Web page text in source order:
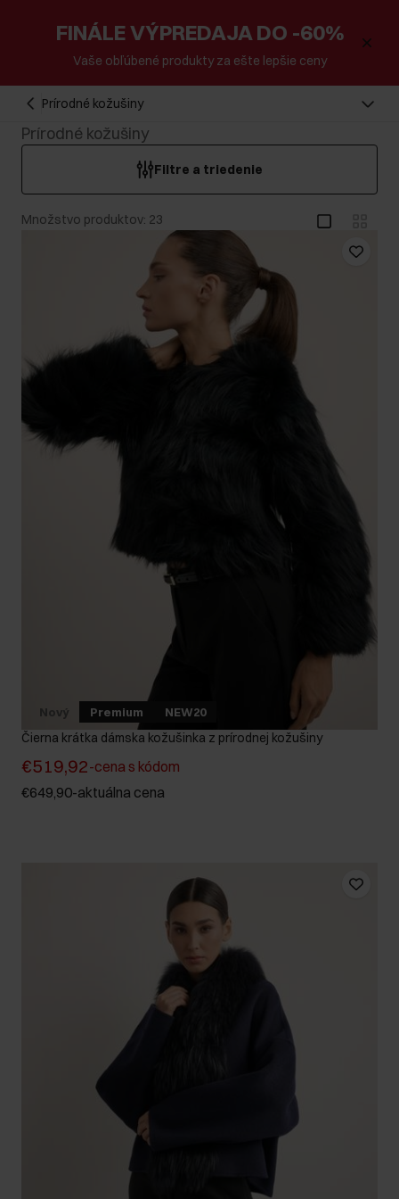
FINÁLE VÝPREDAJA DO -60%
Vaše obľúbené produkty za ešte lepšie ceny
Prírodné kožušiny
Prírodné kožušiny
Filtre a triedenie
Množstvo produktov: 23
Nový Premium NEW20
Čierna krátka dámska kožušinka z prírodnej kožušiny
€519,92-cena s kódom
€649,90-aktuálna cena